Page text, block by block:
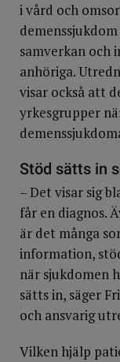
i vård och
samverkan och
anhöriga.
visar också att
yrkesgrupper
Stöd sätts in
– Det visar sig
får en diagnos.
är det många
information,
när sjukdomen
sätts in, säger
och ansvarig
Vilken hjälp